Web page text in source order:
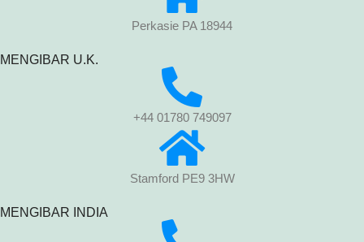
Perkasie PA 18944
MENGIBAR U.K.
+44 01780 749097
Stamford PE9 3HW
MENGIBAR INDIA